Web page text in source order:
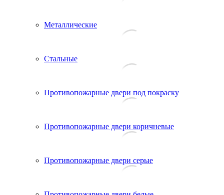
Металлические
Стальные
Противопожарные двери под покраску
Противопожарные двери коричневые
Противопожарные двери серые